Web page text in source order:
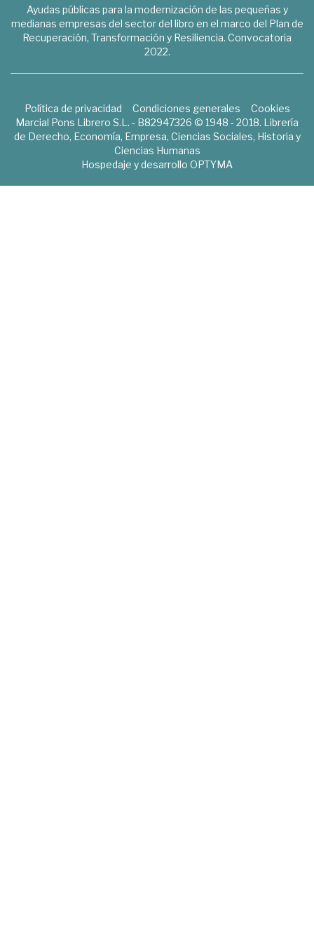
Ayudas públicas para la modernización de las pequeñas y
medianas empresas del sector del libro en el marco del Plan de
Recuperación, Transformación y Resiliencia. Convocatoria
2022.
Política de privacidad Condiciones generales
Cookies
Marcial Pons Librero S.L. - B82947326 © 1948 - 2018. Librería
de Derecho, Economía, Empresa, Ciencias Sociales, Historia y
Ciencias Humanas
Hospedaje y desarrollo OPTYMA